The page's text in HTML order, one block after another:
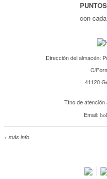
con
Dirección del almacén:
C/
41120
Tfno de atención
Email:
+ más info